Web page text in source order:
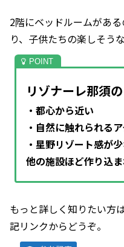
2階にベッドルームがあ
り、子供たちの楽しそう
リゾナーレ那須
・都心から近い
・自然に触れられる
・星野リゾート感が
他の施設ほど作り込
もっと詳しく知りたい方
記リンクからどうぞ。